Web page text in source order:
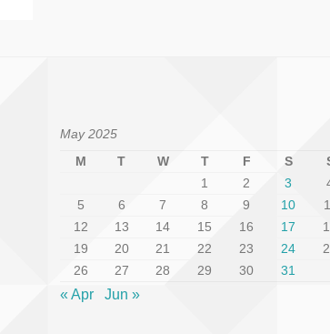
May 2025
M
T W T F S
1
2 3
5
6 7 8 9 10
12
13 14 15 16 17
19
20 21 22 23 24
26
27 28 29 30 31
« Apr Jun »